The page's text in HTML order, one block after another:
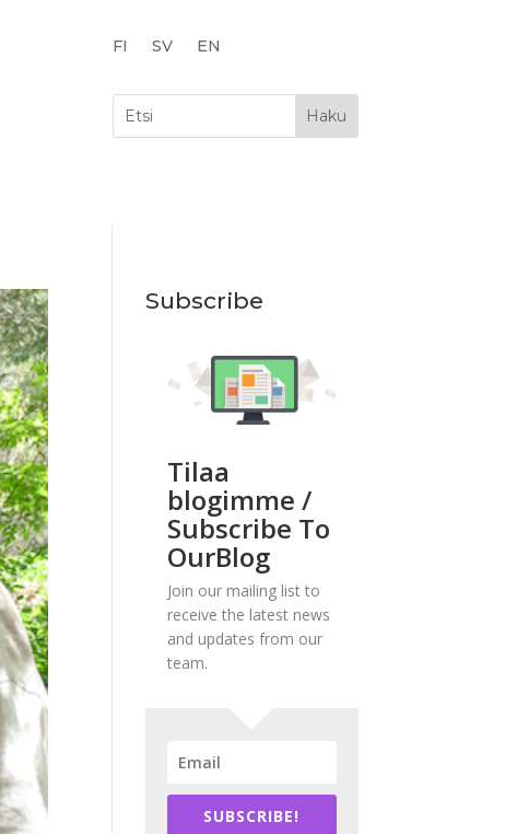
FI SV EN
Subscribe
Tilaa
blogimme /
Subscribe To
OurBlog
Join our mailing list to
receive the latest news
and updates from our
team.
SUBSCRIBE!